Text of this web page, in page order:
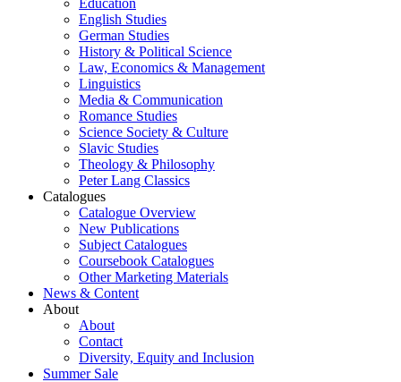
Education
English Studies
German Studies
History & Political Science
Law, Economics & Management
Linguistics
Media & Communication
Romance Studies
Science Society & Culture
Slavic Studies
Theology & Philosophy
Peter Lang Classics
Catalogues
Catalogue Overview
New Publications
Subject Catalogues
Coursebook Catalogues
Other Marketing Materials
News & Content
About
About
Contact
Diversity, Equity and Inclusion
Summer Sale